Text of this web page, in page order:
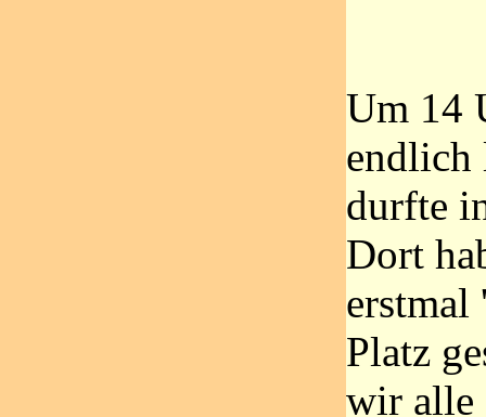
Um 14
endlich
durfte
Dort
erstmal
Platz
wir alle